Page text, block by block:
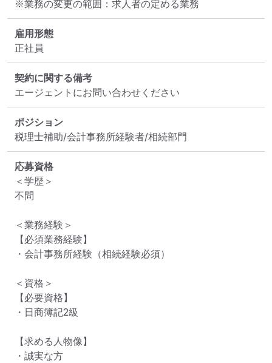
※業務の変更の範囲：求人者の定める業務
雇用形態
正社員
契約に関する備考
エージェントにお問い合わせください
ポジション
税理士補助/会計事務所経験者/相続部門
応募資格
＜学歴＞
不問
＜業務経験＞
【必須業務経験】
・会計事務所経験（相続経験必須）
＜資格＞
【必要資格】
・日商簿記2級
【求める人物像】
・誠実な方